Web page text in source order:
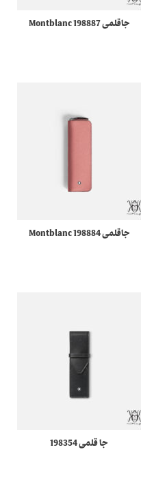
جاقلمی 198887 Montblanc
جاقلمی 198884 Montblanc
جا قلمی 198354